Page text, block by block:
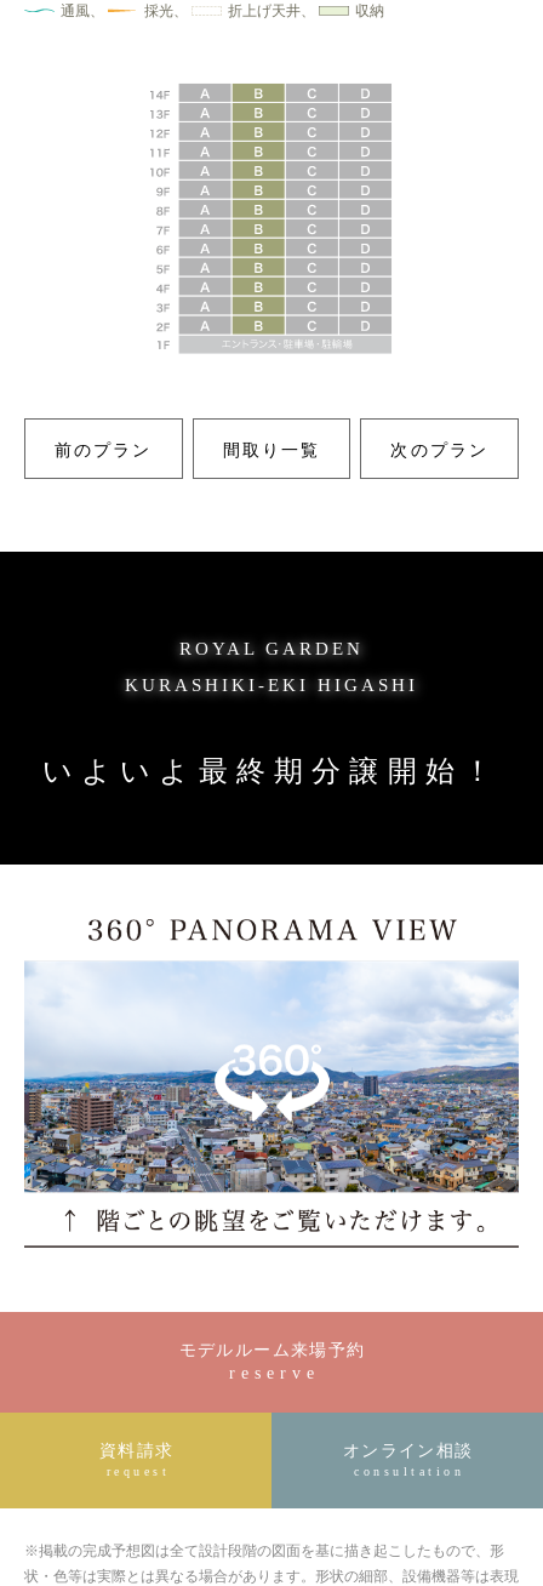
通風、
採光、 折上げ天井、 収納
前のプラン 間取り一覧 次のプラン
ROYAL GARDEN
KURASHIKI-EKI HIGASHI
いよいよ最終期分譲開始！
モデルルーム来場予約
reserve
資料請求
request
オンライン相談
consultation
※掲載の完成予想図は全て設計段階の図面を基に描き起こしたもので、形
状・色等は実際とは異なる場合があります。形状の細部、設備機器等は表現